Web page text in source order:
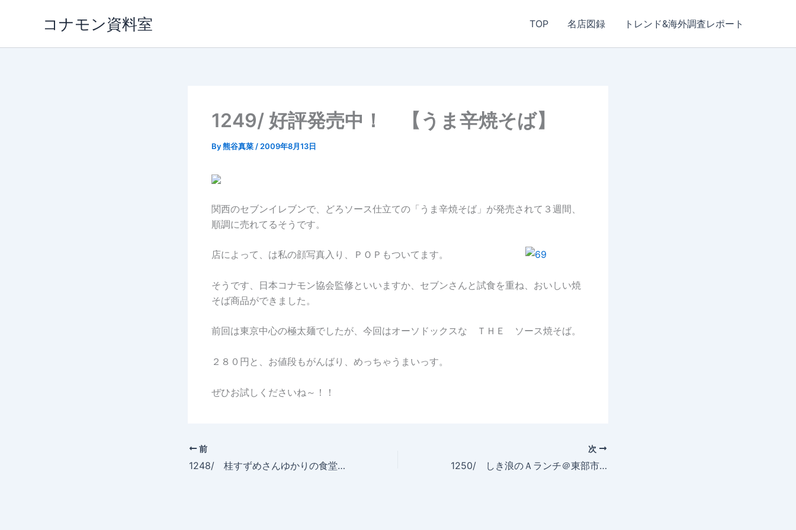
コナモン資料室 TOP 名店図録 トレンド&海外調査レポート
1249/ 好評発売中！ 【うま辛焼そば】
By熊谷真菜 / 2009年8月13日
関西のセブンイレブンで、どろソース仕立ての「うま辛焼そば」が発売されて３週間、
順調に売れてるそうです。
店によって、は私の顔写真入り、ＰＯＰもついてます。
そうです、日本コナモン協会監修といいますか、セブンさんと試食を重ね、おいしい焼
そば商品ができました。
前回は東京中心の極太麺でしたが、今回はオーソドックスな ＴＨＥ ソース焼そば。
２８０円と、お値段もがんばり、めっちゃうまいっす。
ぜひお試しくださいね～！！
前
1248/ 桂すずめさんゆかりの食堂＠梅よし
次
1250/ しき浪のＡランチ＠東部市場